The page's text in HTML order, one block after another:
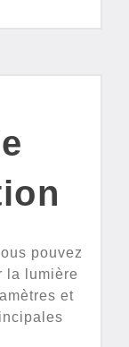
pouvez
la lumière
et